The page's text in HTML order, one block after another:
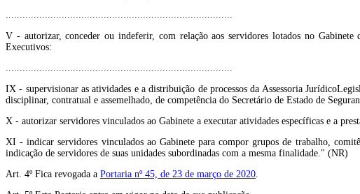
.................................................................................
V - autorizar, conceder ou indeferir, com relação aos servidores lotados no Gabinete
Executivos:
.................................................................................
IX - supervisionar as atividades e a distribuição de processos da Assessoria
disciplinar, contratual e assemelhado, de competência do Secretário de Estado de
X - autorizar servidores vinculados ao Gabinete a executar atividades específicas e a
XI - indicar servidores vinculados ao Gabinete para compor grupos de trabalho,
indicação de servidores de suas unidades subordinadas com a mesma finalidade." (NR)
Art. 4º Fica revogada a Portaria nº 45, de 23 de março de 2020.